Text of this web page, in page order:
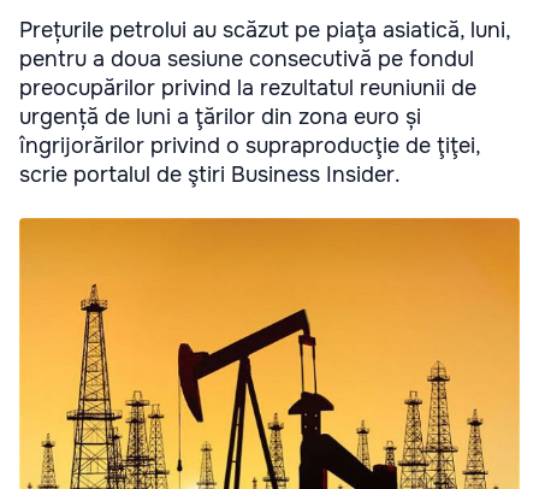
Prețurile petrolui au scăzut pe piaţa asiatică, luni,
pentru a doua sesiune consecutivă pe fondul
preocupărilor privind la rezultatul reuniunii de
urgență de luni a ţărilor din zona euro și
îngrijorărilor privind o supraproducţie de ţiţei,
scrie portalul de ştiri Business Insider.